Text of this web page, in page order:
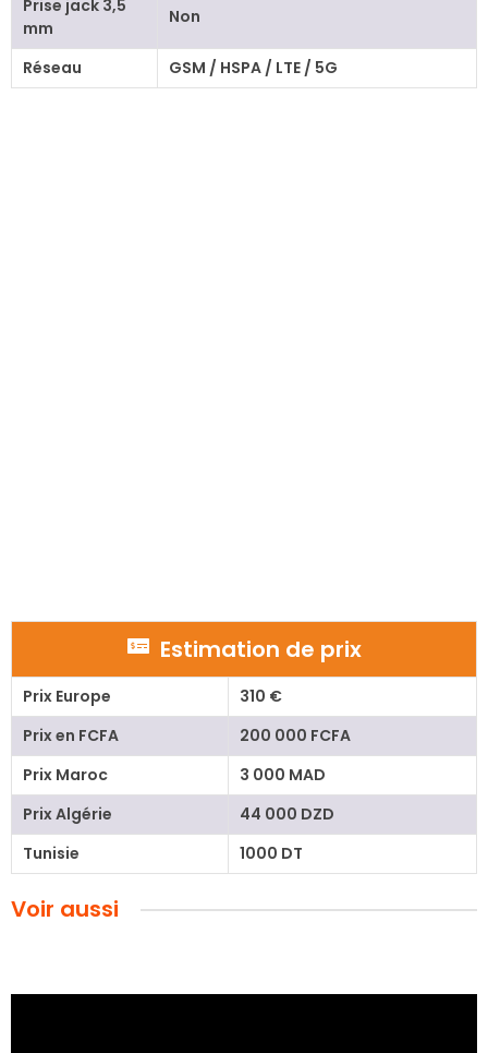
Prise jack 3,5
mm
Non
Réseau GSM / HSPA / LTE / 5G
Estimation de prix
Prix Europe
310 €
Prix en FCFA
200 000 FCFA
Prix Maroc
3 000 MAD
Prix Algérie
44 000 DZD
Tunisie
1000 DT
Voir aussi